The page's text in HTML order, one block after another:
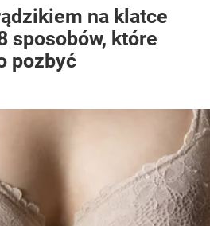
na klatce
sposobów, które
pozbyć